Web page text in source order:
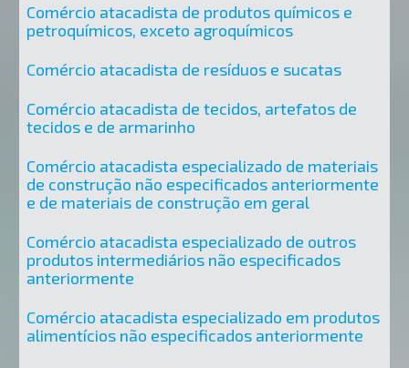
Comércio atacadista de produtos químicos e
petroquímicos, exceto agroquímicos
Comércio atacadista de resíduos e sucatas
Comércio atacadista de tecidos, artefatos de
tecidos e de armarinho
Comércio atacadista especializado de materiais
de construção não especificados anteriormente
e de materiais de construção em geral
Comércio atacadista especializado de outros
produtos intermediários não especificados
anteriormente
Comércio atacadista especializado em produtos
alimentícios não especificados anteriormente